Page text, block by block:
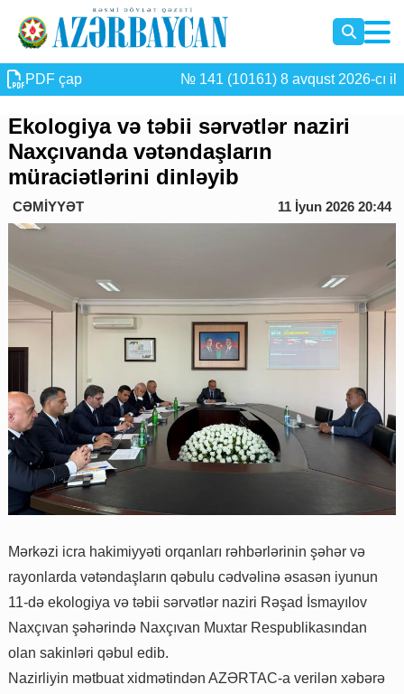
PDF çap № 141 (10161) 8 avqust 2026-cı il
Ekologiya və təbii sərvətlər naziri
Naxçıvanda vətəndaşların
müraciətlərini dinləyib
CƏMİYYƏT 11 İyun 2026 20:44
Mərkəzi icra hakimiyyəti orqanları rəhbərlərinin şəhər və
rayonlarda vətəndaşların qəbulu cədvəlinə əsasən iyunun
11-də ekologiya və təbii sərvətlər naziri Rəşad İsmayılov
Naxçıvan şəhərində Naxçıvan Muxtar Respublikasından
olan sakinləri qəbul edib.
Nazirliyin mətbuat xidmətindən AZƏRTAC-a verilən xəbərə